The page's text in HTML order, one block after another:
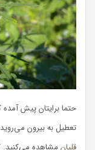
حتما برایتان پیش
تعطیل به بیرون